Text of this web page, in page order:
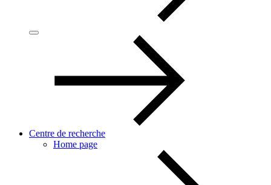
Centre de recherche
Home page